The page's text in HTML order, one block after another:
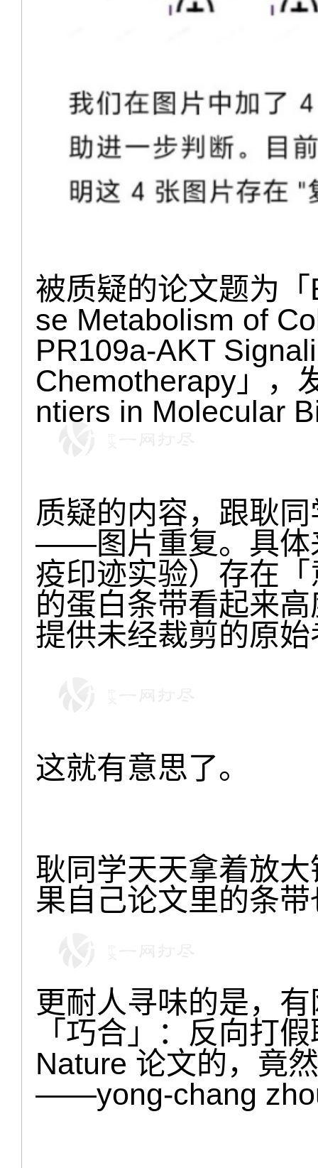
被质疑的论文题为
se Metabolism of
PR109a-AKT
Chemotherapy」，
ntiers in Molecular
质疑的内容，跟耿
——图片重复。具体
疫印迹实验）存在
的蛋白条带看起来
提供未经裁剪的原
这就有意思了。
耿同学天天拿着放
果自己论文里的条
更耐人寻味的是，
「巧合」：反向打
Nature 论文的，竟
——yong-chang